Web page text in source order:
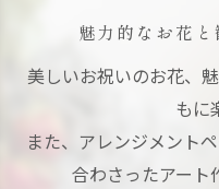
魅力的なお花
美しいお祝いのお花、
もに
また、アレンジメント
合わさったアート